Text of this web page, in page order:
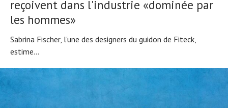
reçoivent dans l'industrie «dominée par
les hommes»
Sabrina Fischer, l'une des designers du guidon de Fiteck,
estime...